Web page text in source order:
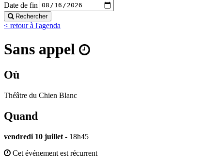
Date de fin
Rechercher
< retour à l'agenda
Sans appel
Où
Théâtre du Chien Blanc
Quand
vendredi 10 juillet - 18h45
Cet événement est récurrent